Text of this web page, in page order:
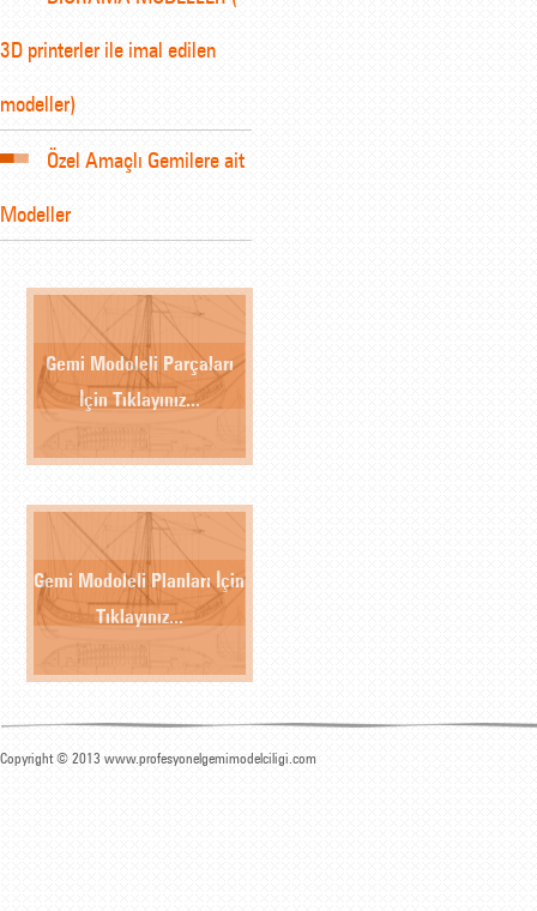
3D printerler ile imal edilen
modeller)
Özel Amaçlı Gemilere ait
Modeller
Gemi Modoleli Parçaları
İçin Tıklayınız...
Gemi Modoleli Planları İçin
Tıklayınız...
Copyright © 2013 www.profesyonelgemimodelciligi.com